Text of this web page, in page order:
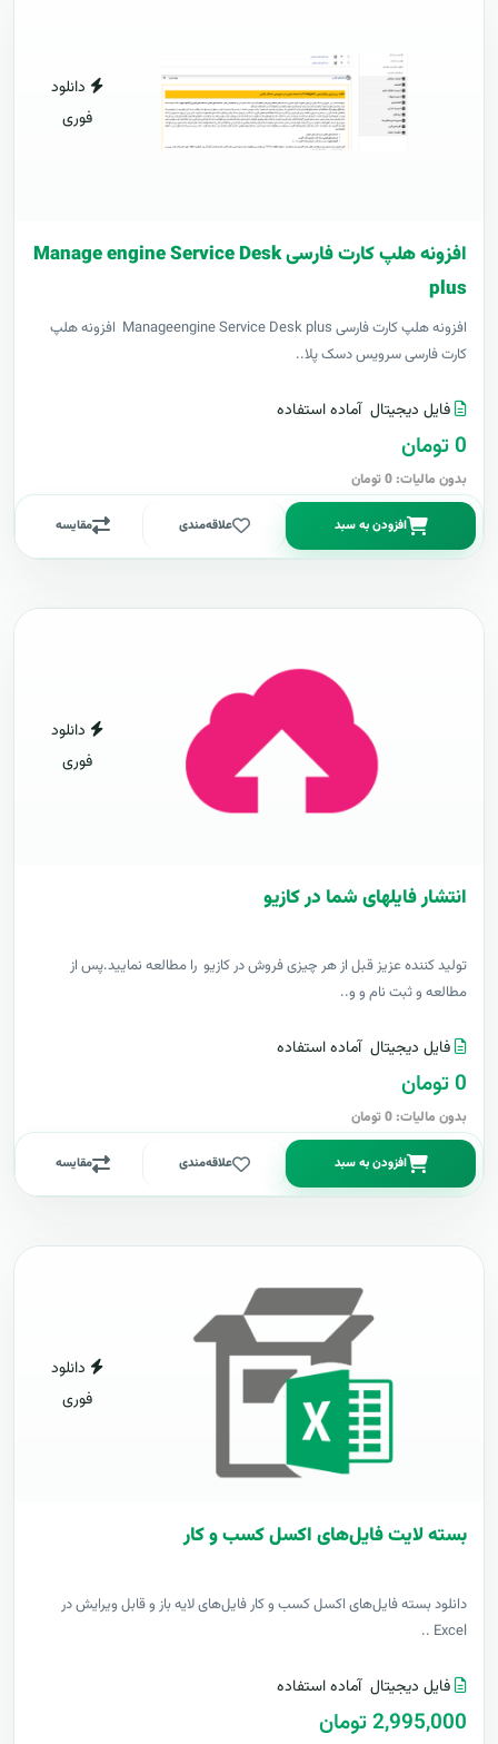
دانلود
فوری
افزونه هلپ کارت فارسی Manage engine Service Desk
plus
افزونه هلپ کارت فارسی Manageengine Service Desk plus افزونه هلپ
کارت فارسی سرویس دسک پلا..
فایل دیجیتال آماده استفاده
0 تومان
بدون مالیات: 0 تومان
افزودن به سبد علاقه‌مندی مقایسه
دانلود
فوری
انتشار فایلهای شما در کازیو
توليد کننده عزيز قبل از هر چیزی فروش در کازیو را مطالعه نمایید.پس از
مطالعه و ثبت نام و و..
فایل دیجیتال آماده استفاده
0 تومان
بدون مالیات: 0 تومان
افزودن به سبد علاقه‌مندی مقایسه
دانلود
فوری
بسته لایت فایل‌های اکسل کسب و کار
دانلود بسته فایل‌های اکسل کسب و کار فایل‌های لایه باز و قابل ویرایش در
Excel ..
فایل دیجیتال آماده استفاده
2,995,000 تومان